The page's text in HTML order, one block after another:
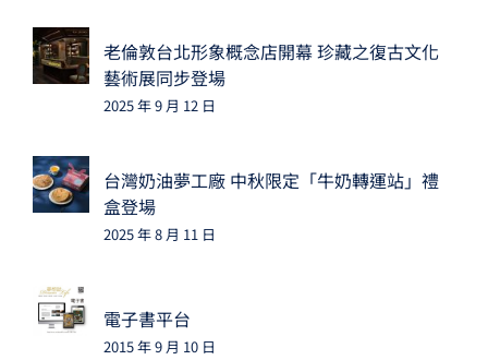
老倫敦台北形象概念店開幕 珍藏之復古文化
藝術展同步登場
2025 年 9 月 12 日
台灣奶油夢工廠 中秋限定「牛奶轉運站」禮
盒登場
2025 年 8 月 11 日
電子書平台
2015 年 9 月 10 日